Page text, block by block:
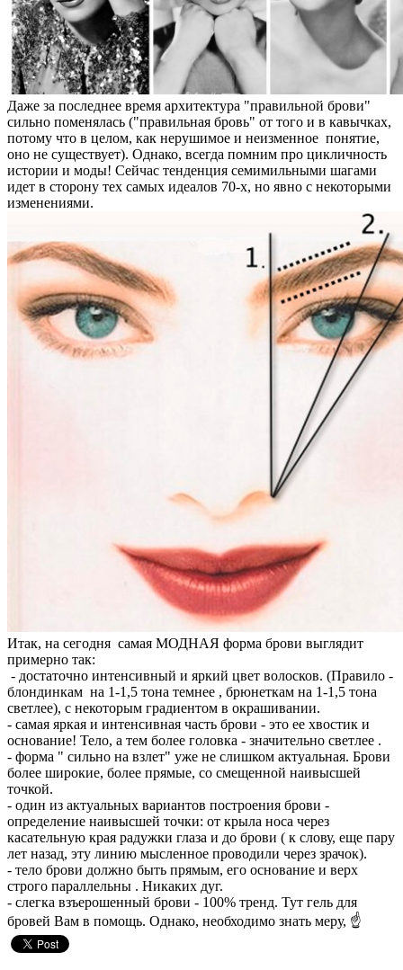
Даже за последнее время архитектура "правильной брови"
сильно поменялась ("правильная бровь" от того и в кавычках,
потому что в целом, как нерушимое и неизменное понятие,
оно не существует). Однако, всегда помним про цикличность
истории и моды! Сейчас тенденция семимильными шагами
идет в сторону тех самых идеалов 70-х, но явно с некоторыми
изменениями.
Итак, на сегодня самая МОДНАЯ форма брови выглядит
примерно так:
- достаточно интенсивный и яркий цвет волосков. (Правило -
блондинкам на 1-1,5 тона темнее , брюнеткам на 1-1,5 тона
светлее), с некоторым градиентом в окрашивании.
- самая яркая и интенсивная часть брови - это ее хвостик и
основание! Тело, а тем более головка - значительно светлее .
- форма " сильно на взлет" уже не слишком актуальная. Брови
более широкие, более прямые, со смещенной наивысшей
точкой.
- один из актуальных вариантов построения брови -
определение наивысшей точки: от крыла носа через
касательную края радужки глаза и до брови ( к слову, еще пару
лет назад, эту линию мысленное проводили через зрачок).
- тело брови должно быть прямым, его основание и верх
строго параллельны . Никаких дуг.
- слегка взъерошенный брови - 100% тренд. Тут гель для
бровей Вам в помощь. Однако, необходимо знать меру, ☝